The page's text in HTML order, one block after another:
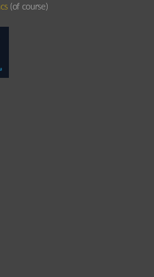
(of course)